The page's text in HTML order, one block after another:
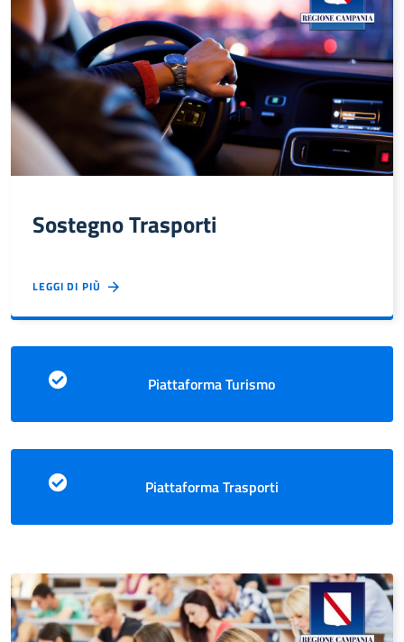
Sostegno Trasporti
LEGGI DI PIÙ
Piattaforma Turismo
Piattaforma Trasporti